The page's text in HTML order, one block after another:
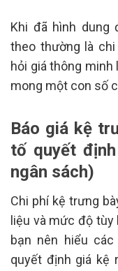
Khi đã hình dung
theo thường là
hỏi giá thông minh
mong một con số
Báo giá kệ
tố quyết
ngân sách)
Chi phí kệ trưng
liệu và mức độ
bạn nên hiểu
quyết định giá kệ